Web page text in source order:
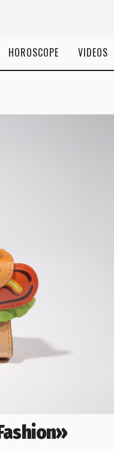
HOROSCOPE VIDEOS